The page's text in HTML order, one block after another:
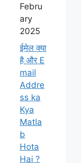
Febru
ary
2025
ईमेल क्या
है और E
mail
Addre
ss ka
Kya
Matla
b
Hota
Hai ?